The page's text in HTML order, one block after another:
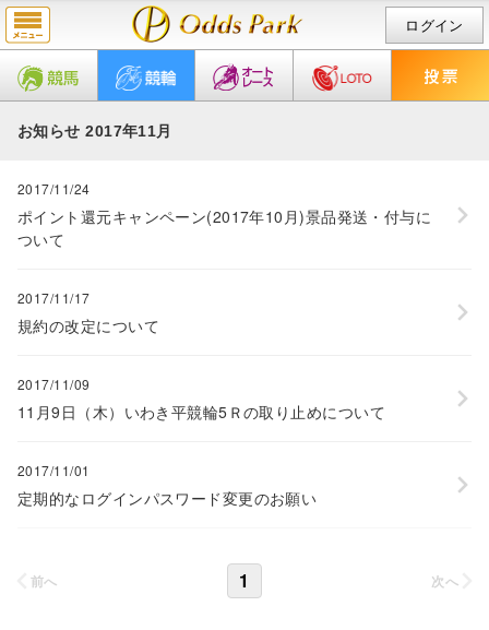
ログイン
お知らせ 2017年11月
2017/11/24
ポイント還元キャンペーン(2017年10月)景品発送・付与に
ついて
2017/11/17
規約の改定について
2017/11/09
11月9日（木）いわき平競輪5Ｒの取り止めについて
2017/11/01
定期的なログインパスワード変更のお願い
前へ 1 次へ